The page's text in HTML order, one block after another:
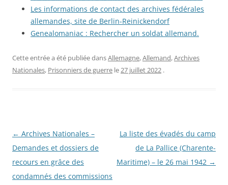
Les informations de contact des archives fédérales
allemandes, site de Berlin-Reinickendorf
Genealomaniac : Rechercher un soldat allemand.
Cette entrée a été publiée dansAllemagne,Allemand,Archives
Nationales, Prisonniers de guerre le27 juillet 2022 .
Navigation
des
articles
← Archives Nationales –
Demandes et dossiers de
recours en grâce des
condamnés des commissions
La liste des évadés du camp
de La Pallice (Charente-
Maritime) – le 26 mai 1942 →